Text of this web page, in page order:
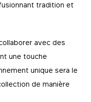
tradition et
avec des
une touche
unique sera le
de manière
Essentials
du
en